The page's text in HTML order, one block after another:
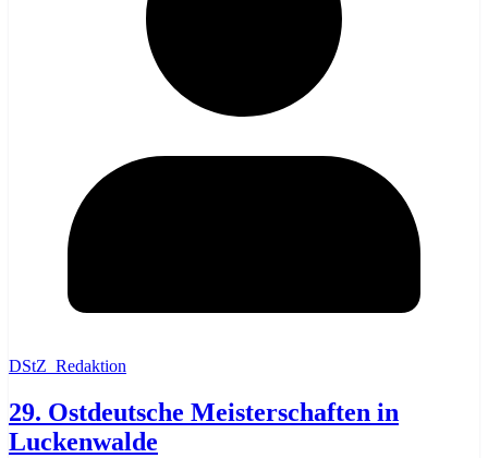
DStZ_Redaktion
29. Ostdeutsche Meisterschaften in
Luckenwalde